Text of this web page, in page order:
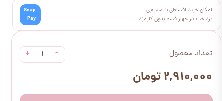
تعداد محصول −
+
۲,۹۱۰,۰۰۰ تومان
امکان خرید اقساطی با اسنپ‌پی
پرداخت در چهار قسط بدون کارمزد
Snap
Pay